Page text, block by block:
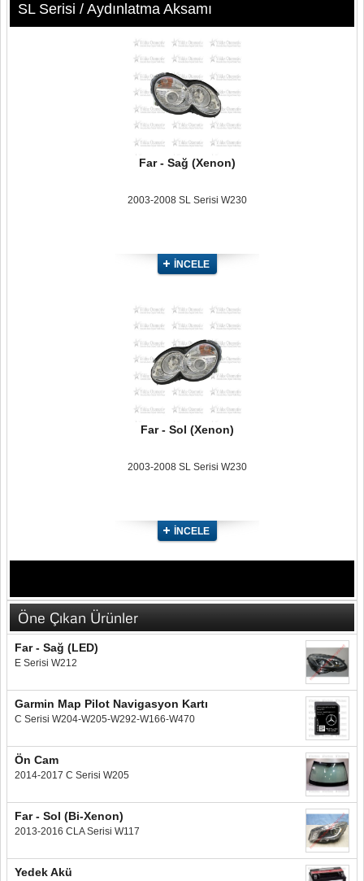
SL Serisi / Aydınlatma Aksamı
Far - Sağ (Xenon)
2003-2008 SL Serisi W230
İNCELE
Far - Sol (Xenon)
2003-2008 SL Serisi W230
İNCELE
Öne Çıkan Ürünler
Far - Sağ (LED)
E Serisi W212
Garmin Map Pilot Navigasyon Kartı
C Serisi W204-W205-W292-W166-W470
Ön Cam
2014-2017 C Serisi W205
Far - Sol (Bi-Xenon)
2013-2016 CLA Serisi W117
Yedek Akü